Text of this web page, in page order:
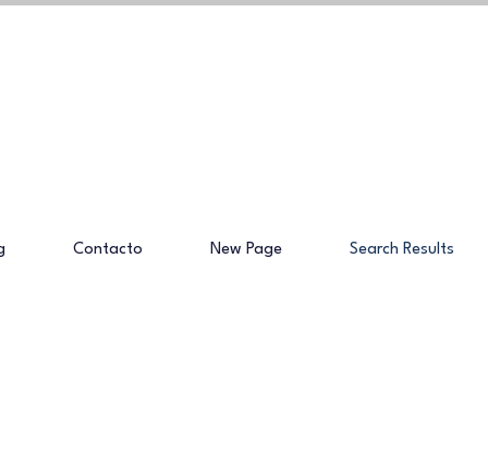
Contacto New Page Search Results